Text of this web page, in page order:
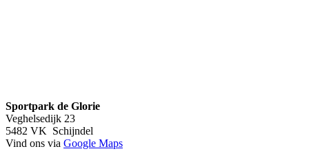
Sportpark de Glorie
Veghelsedijk 23
5482 VK Schijndel
Vind ons via Google Maps